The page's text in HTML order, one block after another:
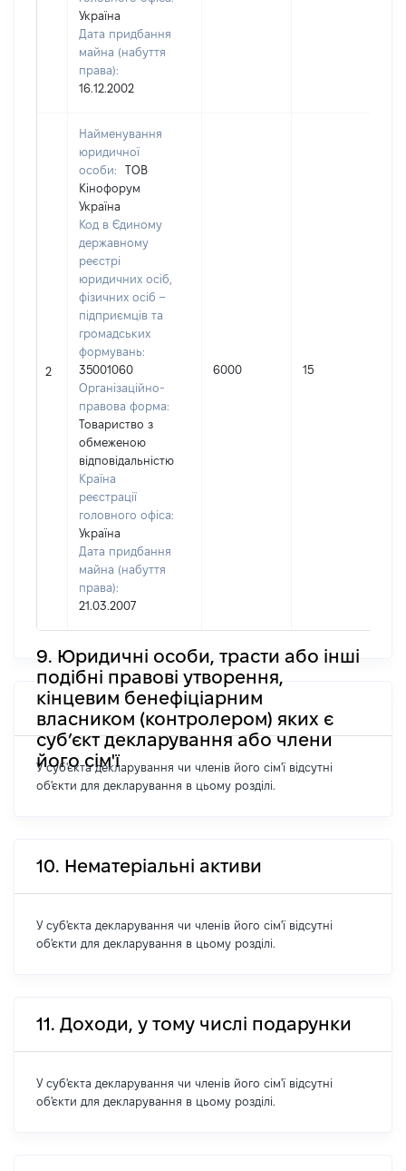
Україна
Дата придбання
майна (набуття
права):
16.12.2002
2
Найменування
юридичної
особи:
ТОВ
Кінофорум
Україна
Код в Єдиному
державному
реєстрі
юридичних осіб,
фізичних осіб –
підприємців та
громадських
формувань:
35001060
Організаційно-
правова форма:
Товариство з
обмеженою
відповідальністю
Країна
реєстрації
головного офіса:
Україна
Дата придбання
майна (набуття
права):
21.03.2007
6000 15
9. Юридичні особи, трасти або інші
подібні правові утворення,
кінцевим бенефіціарним
власником (контролером) яких є
суб’єкт декларування або члени
його сім'ї
У суб'єкта декларування чи членів його сім'ї відсутні
об'єкти для декларування в цьому розділі.
10. Нематеріальні активи
У суб'єкта декларування чи членів його сім'ї відсутні
об'єкти для декларування в цьому розділі.
11. Доходи, у тому числі подарунки
У суб'єкта декларування чи членів його сім'ї відсутні
об'єкти для декларування в цьому розділі.